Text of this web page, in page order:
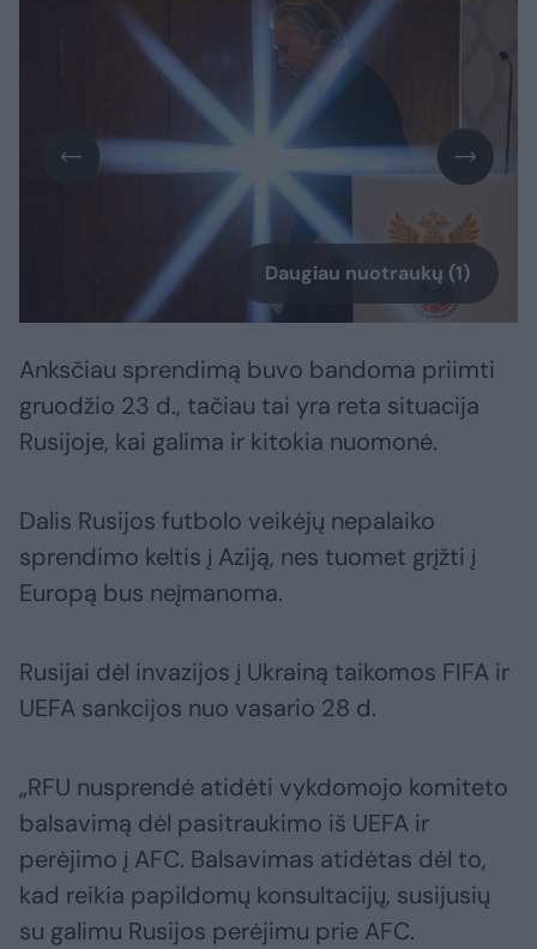
Daugiau nuotraukų (1)
Anksčiau sprendimą buvo bandoma priimti
gruodžio 23 d., tačiau tai yra reta situacija
Rusijoje, kai galima ir kitokia nuomonė.
Dalis Rusijos futbolo veikėjų nepalaiko
sprendimo keltis į Aziją, nes tuomet grįžti į
Europą bus neįmanoma.
Rusijai dėl invazijos į Ukrainą taikomos FIFA ir
UEFA sankcijos nuo vasario 28 d.
„RFU nusprendė atidėti vykdomojo komiteto
balsavimą dėl pasitraukimo iš UEFA ir
perėjimo į AFC. Balsavimas atidėtas dėl to,
kad reikia papildomų konsultacijų, susijusių
su galimu Rusijos perėjimu prie AFC.